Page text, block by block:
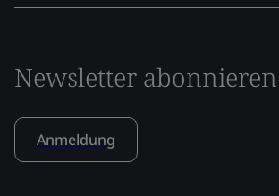
Newsletter abonnieren
Anmeldung